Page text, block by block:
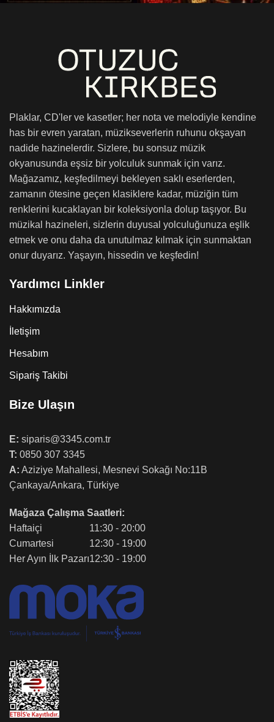
Plaklar, CD'ler ve kasetler; her nota ve melodiyle kendine
has bir evren yaratan, müzikseverlerin ruhunu okşayan
nadide hazinelerdir. Sizlere, bu sonsuz müzik
okyanusunda eşsiz bir yolculuk sunmak için varız.
Mağazamız, keşfedilmeyi bekleyen saklı eserlerden,
zamanın ötesine geçen klasiklere kadar, müziğin tüm
renklerini kucaklayan bir koleksiyonla dolup taşıyor. Bu
müzikal hazineleri, sizlerin duyusal yolculuğunuza eşlik
etmek ve onu daha da unutulmaz kılmak için sunmaktan
onur duyarız. Yaşayın, hissedin ve keşfedin!
Yardımcı Linkler
Hakkımızda
İletişim
Hesabım
Sipariş Takibi
Bize Ulaşın
E: siparis@3345.com.tr
T: 0850 307 3345
A: Aziziye Mahallesi, Mesnevi Sokağı No:11B
Çankaya/Ankara, Türkiye
Mağaza Çalışma Saatleri:
Haftaiçi
Cumartesi
Her Ayın İlk Pazarı
11:30 - 20:00
12:30 - 19:00
12:30 - 19:00